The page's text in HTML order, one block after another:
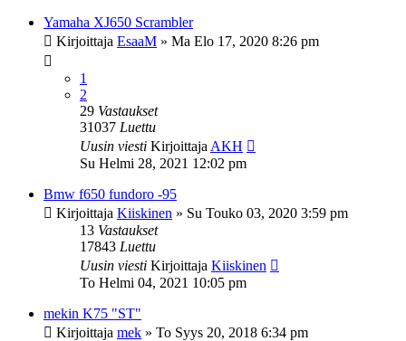
Yamaha XJ650 Scrambler
Kirjoittaja EsaaM » Ma Elo 17, 2020 8:26 pm
1
2
29 Vastaukset
31037 Luettu
Uusin viesti Kirjoittaja AKH
Su Helmi 28, 2021 12:02 pm
Bmw f650 fundoro -95
Kirjoittaja Kiiskinen » Su Touko 03, 2020 3:59 pm
13 Vastaukset
17843 Luettu
Uusin viesti Kirjoittaja Kiiskinen
To Helmi 04, 2021 10:05 pm
mekin K75 "ST"
Kirjoittaja mek » To Syys 20, 2018 6:34 pm